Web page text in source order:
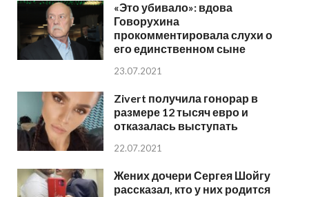
«Это убивало»: вдова
Говорухина
прокомментировала слухи о
его единственном сыне
23.07.2021
Zivert получила гонорар в
размере 12 тысяч евро и
отказалась выступать
22.07.2021
Жених дочери Сергея Шойгу
рассказал, кто у них родится